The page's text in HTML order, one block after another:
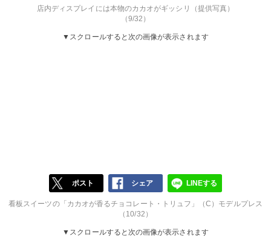
店内ディスプレイには本物のカカオがギッシリ（提供写真）
（9/32）
▼スクロールすると次の画像が表示されます
ポスト シェア LINEする
看板スイーツの「カカオが香るチョコレート・トリュフ」（C）モデルプレス
（10/32）
▼スクロールすると次の画像が表示されます